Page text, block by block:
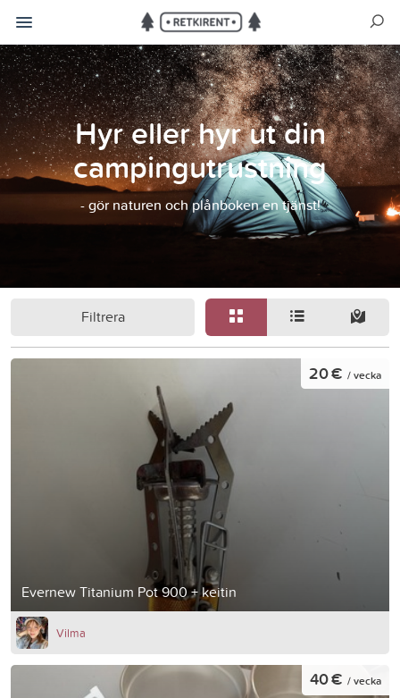
Hyr eller hyr ut din
campingutrustning
- gör naturen och plånboken en tjänst!
Filtrera
Evernew Titanium Pot 900 + keitin
20 € / vecka
Vilma
40 € / vecka